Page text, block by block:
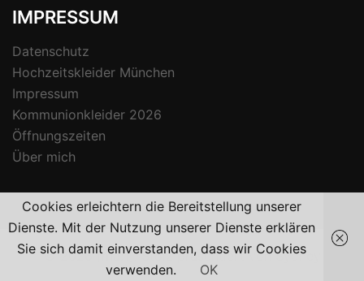
IMPRESSUM
Datenschutz
Hochzeitskleider München
Impressum
Kommunionkleider 2026
Öffnungszeiten
Über mich
© 2026 [ma:1]. Stolz präsentiert vonSydney
Cookies erleichtern die Bereitstellung unserer
Dienste. Mit der Nutzung unserer Dienste erklären
Sie sich damit einverstanden, dass wir Cookies
verwenden.
OK